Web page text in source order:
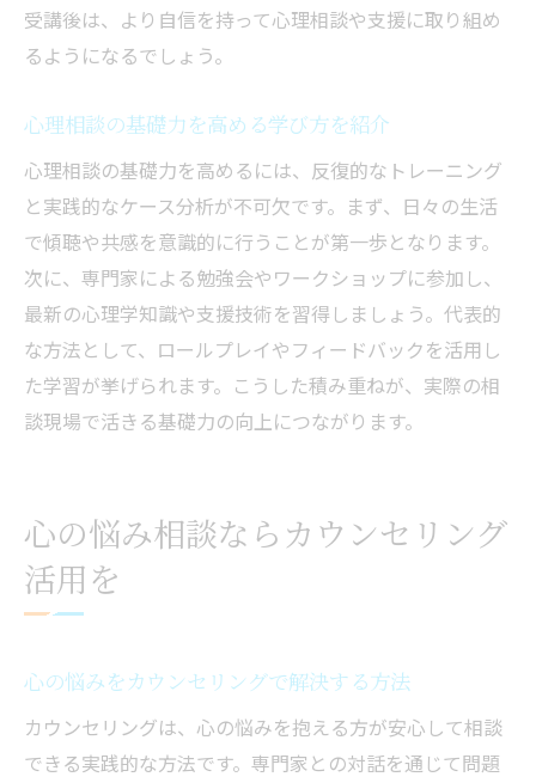
受講後は、より自信を持って心理相談や支援に取り組め
るようになるでしょう。
心理相談の基礎力を高める学び方を紹介
心理相談の基礎力を高めるには、反復的なトレーニング
と実践的なケース分析が不可欠です。まず、日々の生活
で傾聴や共感を意識的に行うことが第一歩となります。
次に、専門家による勉強会やワークショップに参加し、
最新の心理学知識や支援技術を習得しましょう。代表的
な方法として、ロールプレイやフィードバックを活用し
た学習が挙げられます。こうした積み重ねが、実際の相
談現場で活きる基礎力の向上につながります。
心の悩み相談ならカウンセリング
活用を
心の悩みをカウンセリングで解決する方法
カウンセリングは、心の悩みを抱える方が安心して相談
できる実践的な方法です。専門家との対話を通じて問題